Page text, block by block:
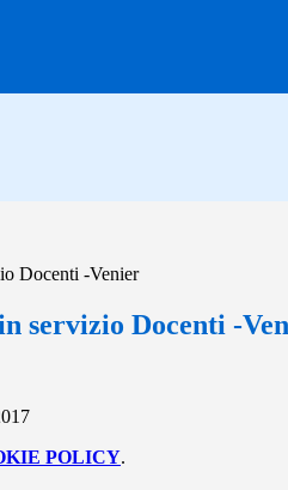
Docenti -Venier
servizio Docenti -
POLICY.